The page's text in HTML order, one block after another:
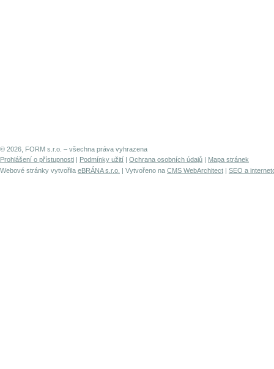
© 2026, FORM s.r.o. – všechna práva vyhrazena
Prohlášení o přístupnosti | Podmínky užití | Ochrana osobních údajů | Mapa stránek
Webové stránky vytvořila eBRÁNA s.r.o. | Vytvořeno na CMS WebArchitect | SEO a